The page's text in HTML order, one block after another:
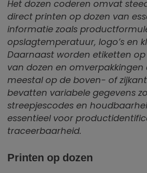
Het dozen coderen omvat
direct printen op dozen van
informatie zoals
opslagtemperatuur, logo’s en
Daarnaast worden etiketten
van dozen en
meestal op de boven- of
bevatten variabele gegevens
streepjescodes en
essentieel voor
traceerbaarheid.
Printen op dozen